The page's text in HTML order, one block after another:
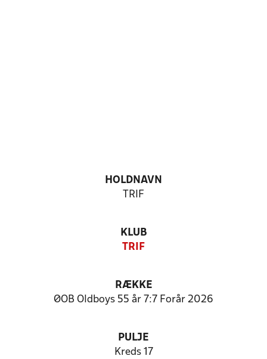
HOLDNAVN
TRIF
KLUB
TRIF
RÆKKE
ØOB Oldboys 55 år 7:7 Forår 2026
PULJE
Kreds 17